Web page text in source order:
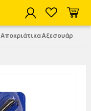
Αποκριάτικα Αξεσουάρ